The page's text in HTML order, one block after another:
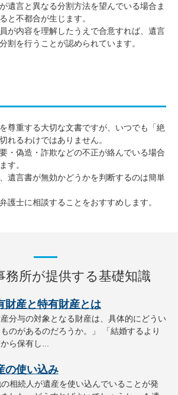
遺言と異なる分割方法を望んでいる場合ま
と不都合が生じます。
が内容を理解したうえで合意すれば、遺言
割を行うことが認められています。
尊重する大切な文書ですが、いつでも「絶
れるわけではありません。
・偽造・詐欺などの不正が絡んでいる場合
す。
遺言書が無効かどうかを判断するのは簡単
護士に相談することをおすすめします。
務所が提供する基礎知識
財産と特有財産とは
産分与の対象となる財産は、具体的にどうい
のがあるのだろうか。」 「結婚するより
ら保有し...
の使い込み
相続人が遺産を使い込んでいることが発